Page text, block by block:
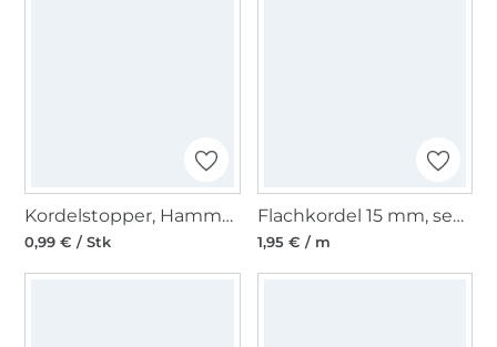
Kordelstopper, Hammerblau 15 mm
0,99 € / Stk
Flachkordel 15 mm, senfgelb
1,95 € / m